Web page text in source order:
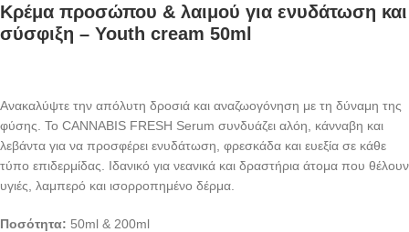
Κρέμα προσώπου & λαιμού για ενυδάτωση και
σύσφιξη – Youth cream 50ml
Ανακαλύψτε την απόλυτη δροσιά και αναζωογόνηση με τη δύναμη της
φύσης. Το CANNABIS FRESH Serum συνδυάζει αλόη, κάνναβη και
λεβάντα για να προσφέρει ενυδάτωση, φρεσκάδα και ευεξία σε κάθε
τύπο επιδερμίδας. Ιδανικό για νεανικά και δραστήρια άτομα που θέλουν
υγιές, λαμπερό και ισορροπημένο δέρμα.
Ποσότητα: 50ml & 200ml